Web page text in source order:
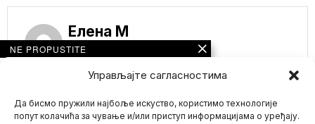
Управљајте сагласностима
Да бисмо пружили најбоље искуство, користимо технологије
попут колачића за чување и/или приступ информацијама о уређају.
Елена M
NE PROPUSTITE
Sve zbog
predsednika koji
penisa! Ukrajince
čeka potpuni MRAK,